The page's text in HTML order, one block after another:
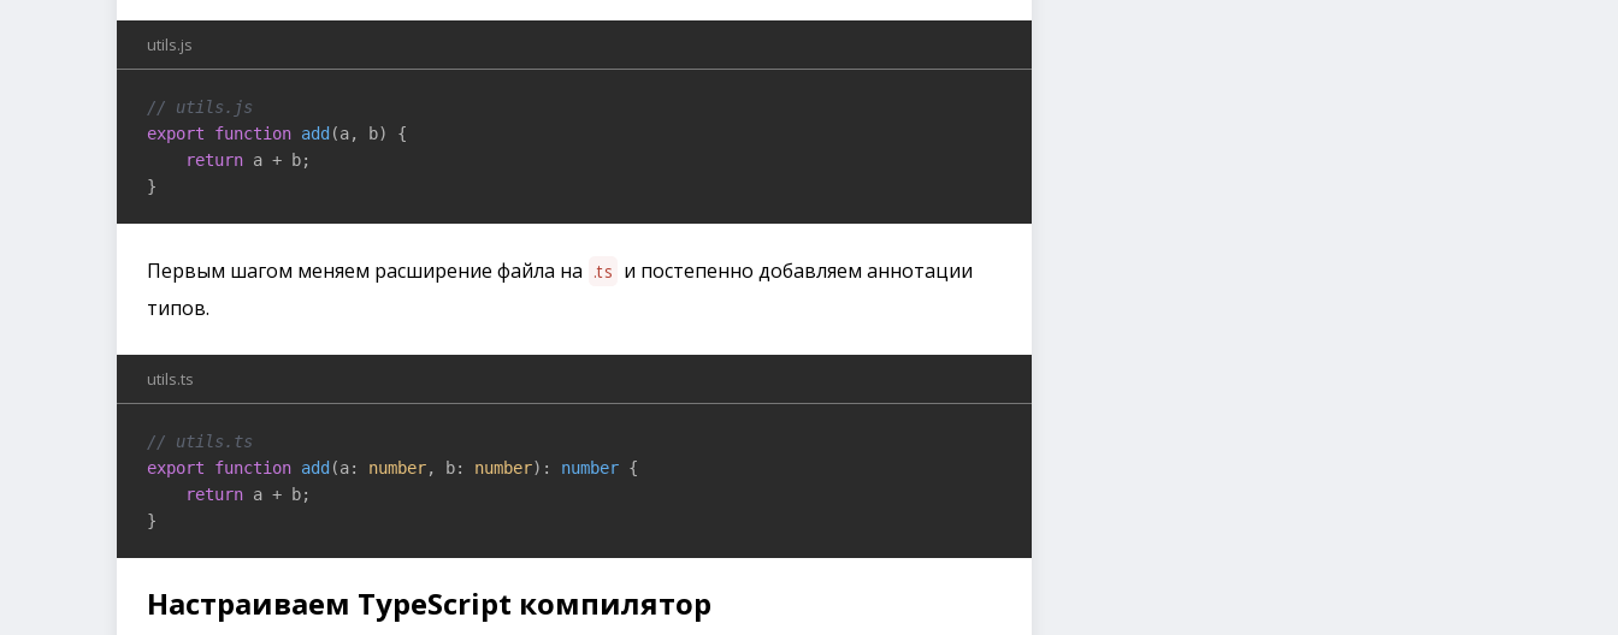
utils.js
// utils.js
export
function add (a, b) {
return a + b;
}
Первым шагом меняем расширение файла на .ts и постепенно добавляем аннотации
типов.
utils.ts
// utils.ts
export
function add (a: number, b: number): number {
return a + b;
}
Настраиваем TypeScript компилятор